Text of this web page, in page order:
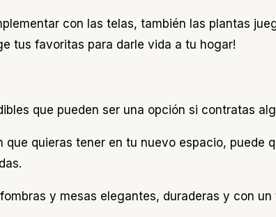
con las telas, también las plantas
tus favoritas para darle vida a tu hogar!
que pueden ser una opción si contratas
quieras tener en tu nuevo espacio, puede
y mesas elegantes, duraderas y con